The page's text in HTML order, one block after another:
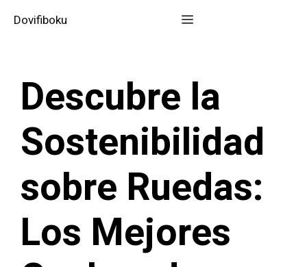
Dovifiboku Menú
Descubre la
Sostenibilidad
sobre Ruedas:
Los Mejores